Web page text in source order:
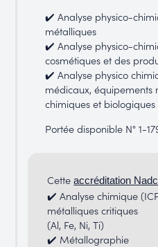
✔️ Analyse physico-
métalliques
✔️ Analyse physico-
cosmétiques et des
✔️ Analyse physico
médicaux, équipements
chimiques et biologiques
Portée disponible N° 1-
Cetteaccréditation
✔️ Analyse chimique
métalliques critiques
(Al, Fe, Ni, Ti)
✔️ Métallographie